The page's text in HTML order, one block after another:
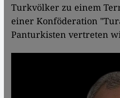
Turkvölker zu einem
einer Konföderation
Panturkisten vertreten